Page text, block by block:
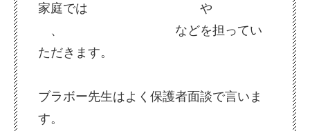
家庭では
や
、
などを担ってい
ただきます。
ブラボー先生はよく保護者面談で言いま
す。